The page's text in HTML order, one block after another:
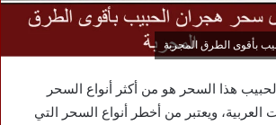
بأقوى الطرق المجربة
هذا السحر هو من أكثر أنواع السحر
ويعتبر من أخطر أنواع السحر التي